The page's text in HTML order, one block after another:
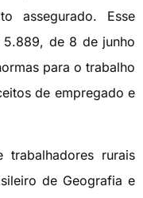
assegurado. Esse
5.889, de 8 de junho
para o trabalho
de empregado e
trabalhadores rurais
de Geografia e